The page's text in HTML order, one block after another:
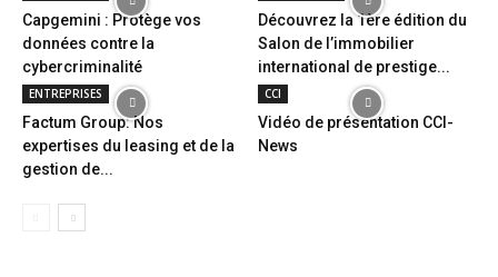
Capgemini : Protège vos
données contre la
cybercriminalité
Découvrez la 1ère édition du
Salon de l’immobilier
international de prestige...
ENTREPRISES
Factum Group: Nos
expertises du leasing et de la
gestion de...
CCI
Vidéo de présentation CCI-
News